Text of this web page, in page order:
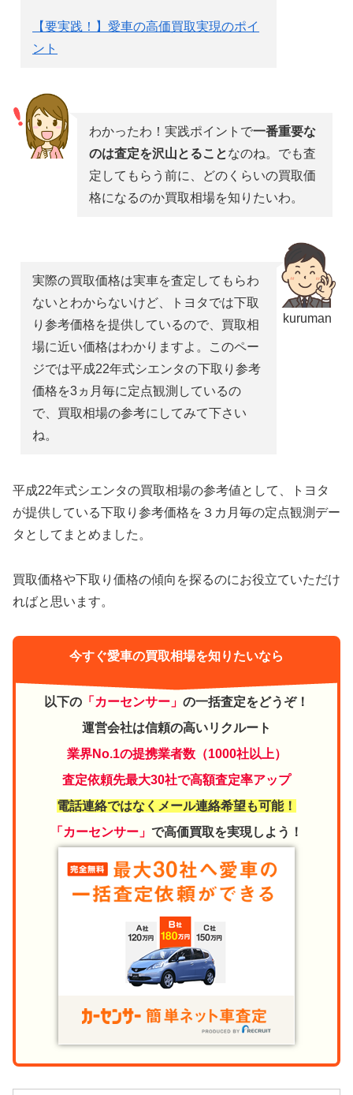
【要実践！】愛車の高価買取実現のポイ
ント
わかったわ！実践ポイントで一番重要な
のは査定を沢山とることなのね。でも査
定してもらう前に、どのくらいの買取価
格になるのか買取相場を知りたいわ。
kuruman
実際の買取価格は実車を査定してもらわ
ないとわからないけど、トヨタでは下取
り参考価格を提供しているので、買取相
場に近い価格はわかりますよ。このペー
ジでは平成22年式シエンタの下取り参考
価格を3ヵ月毎に定点観測しているの
で、買取相場の参考にしてみて下さい
ね。
平成22年式シエンタの買取相場の参考値として、トヨタ
が提供している下取り参考価格を３カ月毎の定点観測デー
タとしてまとめました。
買取価格や下取り価格の傾向を探るのにお役立ていただけ
ればと思います。
今すぐ愛車の買取相場を知りたいなら
以下の 「カーセンサー」 の一括査定をどうぞ！
運営会社は信頼の高いリクルート
業界No.1の提携業者数（1000社以上）
査定依頼先最大30社で高額査定率アップ
電話連絡ではなくメール連絡希望も可能！
「カーセンサー」 で高価買取を実現しよう！